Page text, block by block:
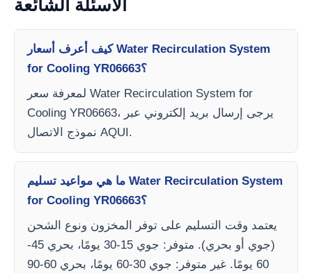
الأسئلة الشائعة
كيف أعرف أسعار Water Recirculation System
for Cooling YR06663؟
لمعرفة سعر Water Recirculation System for
Cooling YR06663، يرجى إرسال بريد إلكتروني عبر
نموذج الاتصال AQUI.
ما هي مواعيد تسليم Water Recirculation System
for Cooling YR06663؟
يعتمد وقت التسليم على توفر المخزون ونوع الشحن
(جوي أو بحري). متوفر: جوي 15-30 يومًا، بحري 45-
60 يومًا. غير متوفر: جوي 30-60 يومًا، بحري 60-90